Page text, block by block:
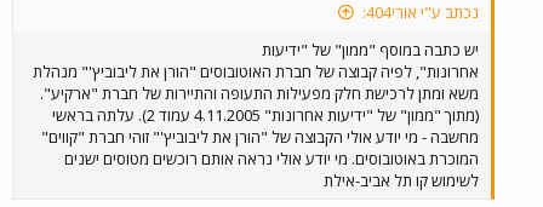
נכתב ע"י אורי404:
יש כתבה במוסף "ממון" של "ידיעות
אחרונות", לפיה קבוצה של חברת האוטובוסים "הורן את ליבוביץ'" מנהלת
משא ומתן לרכישת חלק מפעילות התעופה והתיירות של חברת "ארקיע".
(מתוך "ממון" של "ידיעות אחרונות" 4.11.2005 עמוד 2). עלתה בראשי
מחשבה - מי יודע אולי הקבוצה של "הורן את ליבוביץ'" זוהי חברת "קווים"
המוכרת באוטובוסים. מי יודע אולי נראה אותם רוכשים מטוסים ישנים
לשימוש קו תל אביב-אילת